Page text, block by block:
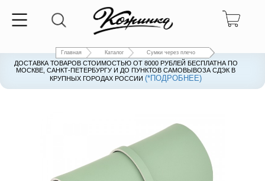
Главная Каталог Сумки через плечо
ДОСТАВКА ТОВАРОВ СТОИМОСТЬЮ ОТ 8000 РУБЛЕЙ БЕСПЛАТНА ПО
МОСКВЕ, САНКТ-ПЕТЕРБУРГУ И ДО ПУНКТОВ САМОВЫВОЗА СДЭК В
КРУПНЫХ ГОРОДАХ РОССИИ(*ПОДРОБНЕЕ)
ДОСТАВКА ТОВАРОВ СТОИМОСТЬЮ ОТ 8000 РУБЛЕЙ БЕСПЛАТНА ПО
МОСКВЕ, САНКТ-ПЕТЕРБУРГУ И ДО ПУНКТОВ САМОВЫВОЗА СДЭК В
КРУПНЫХ ГОРОДАХ РОССИИ(*ПОДРОБНЕЕ)